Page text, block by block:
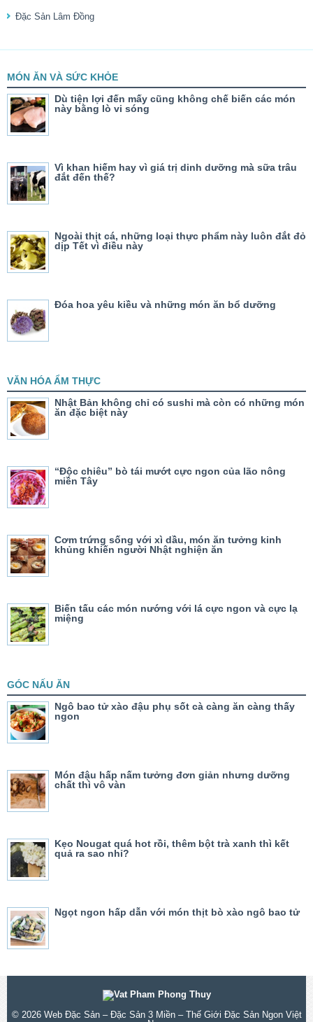
Đặc Sản Lâm Đồng
MÓN ĂN VÀ SỨC KHỎE
Dù tiện lợi đến mấy cũng không chế biến các món
này bằng lò vi sóng
Vì khan hiếm hay vì giá trị dinh dưỡng mà sữa trâu
đắt đến thế?
Ngoài thịt cá, những loại thực phẩm này luôn đắt đỏ
dịp Tết vì điều này
Đóa hoa yêu kiều và những món ăn bổ dưỡng
VĂN HÓA ẨM THỰC
Nhật Bản không chỉ có sushi mà còn có những món
ăn đặc biệt này
“Độc chiêu” bò tái mướt cực ngon của lão nông
miền Tây
Cơm trứng sống với xì dầu, món ăn tưởng kinh
khủng khiến người Nhật nghiện ăn
Biến tấu các món nướng với lá cực ngon và cực lạ
miệng
GÓC NẤU ĂN
Ngô bao tử xào đậu phụ sốt cà càng ăn càng thấy
ngon
Món đậu hấp nấm tưởng đơn giản nhưng dưỡng
chất thì vô vàn
Kẹo Nougat quá hot rồi, thêm bột trà xanh thì kết
quả ra sao nhỉ?
Ngọt ngon hấp dẫn với món thịt bò xào ngô bao tử
© 2026 Web Đặc Sản – Đặc Sản 3 Miền – Thế Giới Đặc Sản Ngon Việt